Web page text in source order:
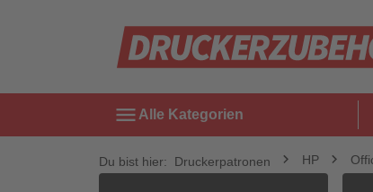
menu Alle Kategorien
Du bist hier: Druckerpatronen HP